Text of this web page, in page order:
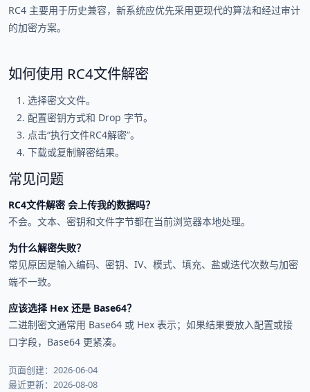
RC4 主要用于历史兼容，新系统应优先采用更现代的算法和经过审计
的加密方案。
如何使用 RC4文件解密
选择密文文件。
配置密钥方式和 Drop 字节。
点击“执行文件RC4解密”。
下载或复制解密结果。
常见问题
RC4文件解密 会上传我的数据吗？
不会。文本、密钥和文件字节都在当前浏览器本地处理。
为什么解密失败？
常见原因是输入编码、密钥、IV、模式、填充、盐或迭代次数与加密
端不一致。
应该选择 Hex 还是 Base64？
二进制密文通常用 Base64 或 Hex 表示；如果结果要放入配置或接
口字段，Base64 更紧凑。
页面创建：2026-06-04
最近更新：2026-08-08